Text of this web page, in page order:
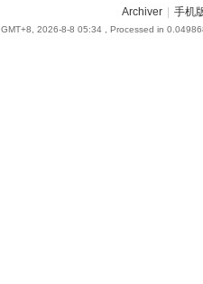
Archiver 手机
GMT+8, 2026-8-8 05:34, Processed in